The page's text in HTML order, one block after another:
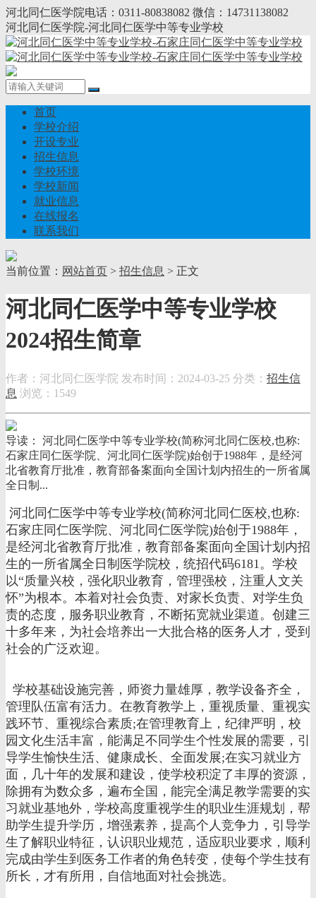
河北同仁医学院电话：0311-80838082 微信：14731138082
河北同仁医学院-河北同仁医学中等专业学校
首页
学校介绍
开设专业
招生信息
学校环境
学校新闻
就业信息
在线报名
联系我们
当前位置： 网站首页 > 招生信息 > 正文
河北同仁医学中等专业学校
2024招生简章
作者：河北同仁医学院 发布时间：2024-03-25 分类： 招生信
息 浏览：1549
导读： 河北同仁医学中等专业学校(简称河北同仁医校,也称:
石家庄同仁医学院、河北同仁医学院)始创于1988年，是经河
北省教育厅批准，教育部备案面向全国计划内招生的一所省属
全日制...
河北同仁医学中等专业学校(简称河北同仁医校,也称:
石家庄同仁医学院、河北同仁医学院)始创于1988年，
是经河北省教育厅批准，教育部备案面向全国计划内招
生的一所省属全日制医学院校，统招代码6181。学校
以“质量兴校，强化职业教育，管理强校，注重人文关
怀”为根本。本着对社会负责、对家长负责、对学生负
责的态度，服务职业教育，不断拓宽就业渠道。创建三
十多年来，为社会培养出一大批合格的医务人才，受到
社会的广泛欢迎。
学校基础设施完善，师资力量雄厚，教学设备齐全，
管理队伍富有活力。在教育教学上，重视质量、重视实
践环节、重视综合素质;在管理教育上，纪律严明，校
园文化生活丰富，能满足不同学生个性发展的需要，引
导学生愉快生活、健康成长、全面发展;在实习就业方
面，几十年的发展和建设，使学校积淀了丰厚的资源，
除拥有为数众多，遍布全国，能完全满足教学需要的实
习就业基地外，学校高度重视学生的职业生涯规划，帮
助学生提升学历，增强素养，提高个人竞争力，引导学
生了解职业特征，认识职业规范，适应职业要求，顺利
完成由学生到医务工作者的角色转变，使每个学生技有
所长，才有所用，自信地面对社会挑选。